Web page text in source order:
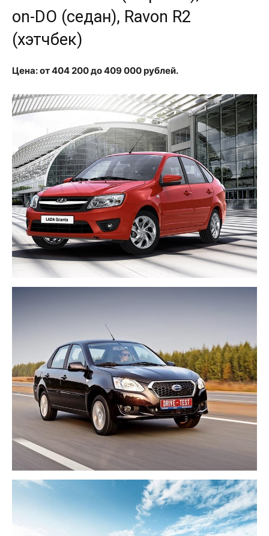
on-DO (седан), Ravon R2
(хэтчбек)
Цена: от 404 200 до 409 000 рублей.